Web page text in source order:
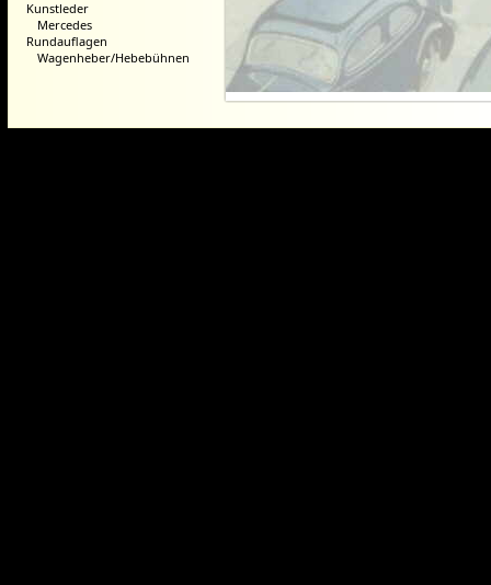
Kunstleder
Mercedes
Rundauflagen
Wagenheber/Hebebühnen